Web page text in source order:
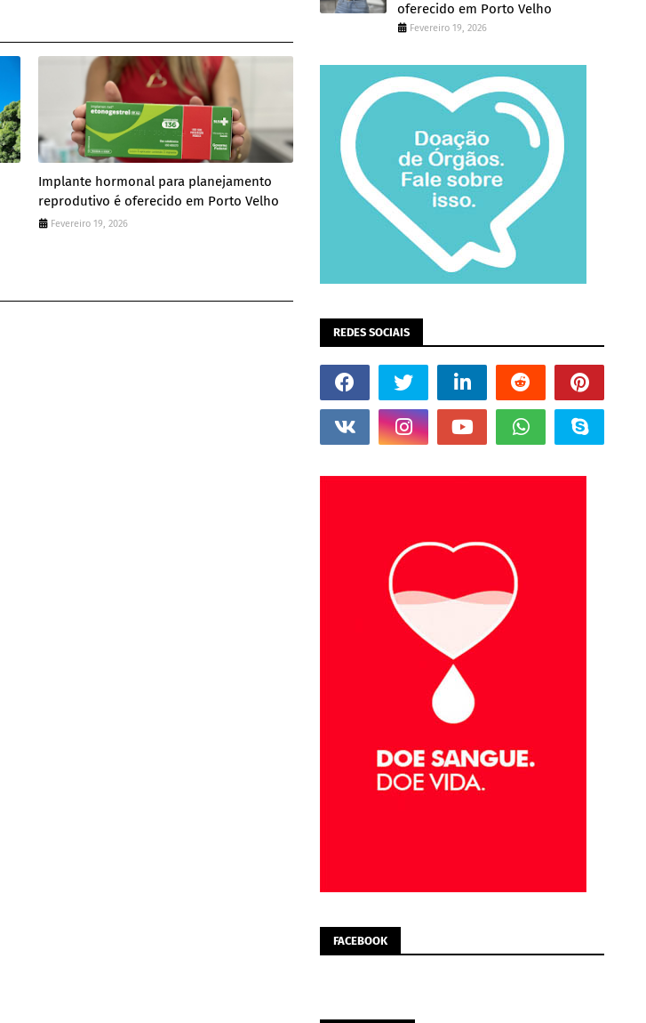
Implante hormonal para planejamento
reprodutivo é oferecido em Porto Velho
Fevereiro 19, 2026
oferecido em Porto Velho
Fevereiro 19, 2026
REDES SOCIAIS
FACEBOOK